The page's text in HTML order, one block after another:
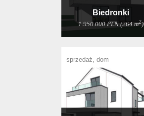
Biedronki
1.950.000 PLN (264 m2)
sprzedaż, dom